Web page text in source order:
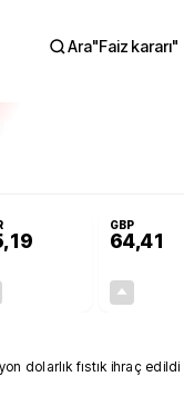
Ara"Faiz kararı"
GBP
64,41
dolarlık fıstık ihraç edildi